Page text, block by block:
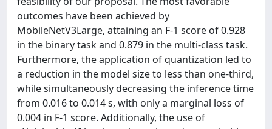
outcomes have been achieved by
MobileNetV3Large, attaining an F-1 score of 0.928
in the binary task and 0.879 in the multi-class task.
Furthermore, the application of quantization led to
a reduction in the model size to less than one-third,
while simultaneously decreasing the inference time
from 0.016 to 0.014 s, with only a marginal loss of
0.004 in F-1 score. Additionally, the use of